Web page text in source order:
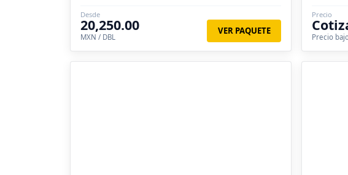
Desde
20,250.00
MXN / DBL
VER PAQUETE
Yucatán,
Precio
Precio